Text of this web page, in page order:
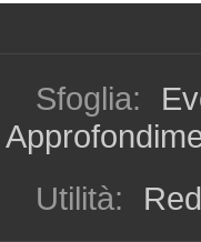
Sfoglia:
Utilità: